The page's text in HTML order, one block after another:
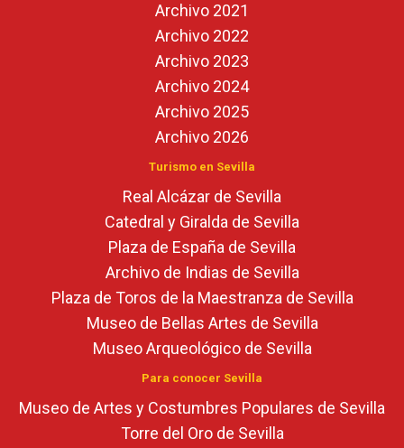
Archivo 2021
Archivo 2022
Archivo 2023
Archivo 2024
Archivo 2025
Archivo 2026
Turismo en Sevilla
Real Alcázar de Sevilla
Catedral y Giralda de Sevilla
Plaza de España de Sevilla
Archivo de Indias de Sevilla
Plaza de Toros de la Maestranza de Sevilla
Museo de Bellas Artes de Sevilla
Museo Arqueológico de Sevilla
Para conocer Sevilla
Museo de Artes y Costumbres Populares de Sevilla
Torre del Oro de Sevilla